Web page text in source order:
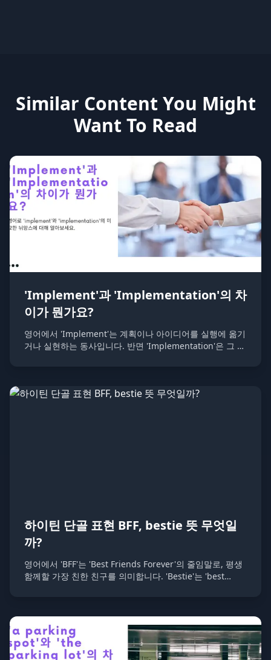
Similar Content You Might
Want To Read
'Implement'과 'Implementation'의 차
이가 뭔가요?
영어에서 'Implement'는 계획이나 아이디어를 실행에 옮기
거나 실현하는 동사입니다. 반면 'Implementation'은 그 실
하이틴 단골 표현 BFF, bestie 뜻 무엇일
까?
영어에서 'BFF'는 'Best Friends Forever'의 줄임말로, 평생
함께할 가장 친한 친구를 의미합니다. 'Bestie'는 'best